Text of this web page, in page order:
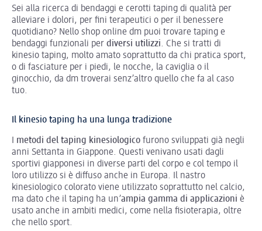
Sei alla ricerca di bendaggi e cerotti taping di qualità per
alleviare i dolori, per fini terapeutici o per il benessere
quotidiano? Nello shop online dm puoi trovare taping e
bendaggi funzionali per diversi utilizzi. Che si tratti di
kinesio taping, molto amato soprattutto da chi pratica sport,
o di fasciature per i piedi, le nocche, la caviglia o il
ginocchio, da dm troverai senz’altro quello che fa al caso
tuo.
Il kinesio taping ha una lunga tradizione
metodi del taping kinesiologico furono sviluppati già negli
anni Settanta in Giappone. Questi venivano usati dagli
sportivi giapponesi in diverse parti del corpo e col tempo il
loro utilizzo si è diffuso anche in Europa. Il nastro
kinesiologico colorato viene utilizzato soprattutto nel calcio,
ma dato che il taping ha un’ampia gamma di applicazioni è
usato anche in ambiti medici, come nella fisioterapia, oltre
che nello sport.